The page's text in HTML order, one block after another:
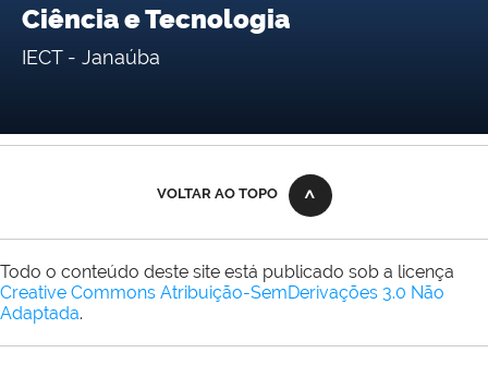
Ciência e Tecnologia
IECT - Janaúba
VOLTAR AO TOPO
Todo o conteúdo deste site está publicado sob a licença
Creative Commons Atribuição-SemDerivações 3.0 Não
Adaptada.